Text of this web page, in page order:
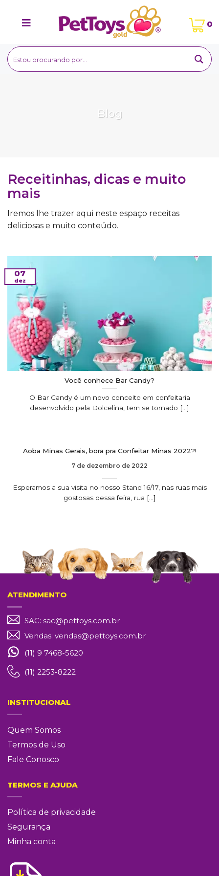
0
Blog
Receitinhas, dicas e muito
mais
Iremos lhe trazer aqui neste espaço receitas
deliciosas e muito conteúdo.
Você conhece Bar Candy?
O Bar Candy é um novo conceito em confeitaria
desenvolvido pela Dolcelina, tem se tornado [...]
07
dez
Aoba Minas Gerais, bora pra Confeitar Minas 2022?!
7 de dezembro de 2022
Esperamos a sua visita no nosso Stand 16/17, nas ruas mais
gostosas dessa feira, rua [...]
ATENDIMENTO
SAC: sac@pettoys.com.br
Vendas: vendas@pettoys.com.br
(11) 9 7468-5620
(11) 2253-8222
INSTITUCIONAL
Quem Somos
Termos de Uso
Fale Conosco
TERMOS E AJUDA
Política de privacidade
Segurança
Minha conta